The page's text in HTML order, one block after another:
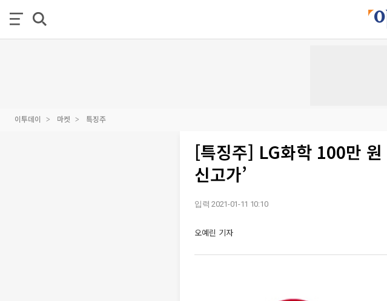
이투데이 마켓 특징주
[특징주] LG화학 100만
신고가’
입력 2021-01-11 10:10
오예린 기자